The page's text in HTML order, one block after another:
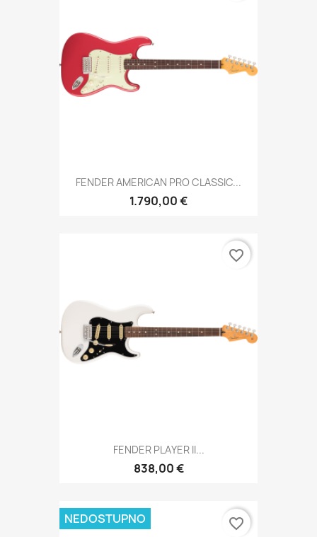
FENDER AMERICAN PRO CLASSIC...
1.790,00 €
FENDER PLAYER II...
838,00 €
favorite_border
NEDOSTUPNO favorite_border